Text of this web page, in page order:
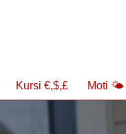
Kursi €,$,£ Moti 🌤